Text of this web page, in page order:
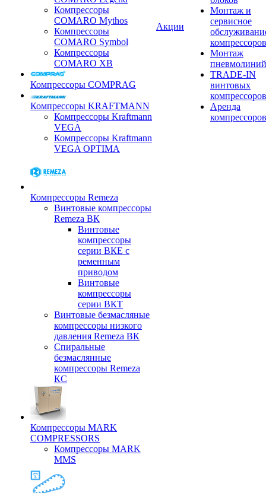
Компрессоры
COMARO Mythos
Компрессоры
COMARO Symbol
Компрессоры
COMARO XB
Компрессоры COMPRAG
Компрессоры KRAFTMANN
Компрессоры Kraftmann
VEGA
Компрессоры Kraftmann
VEGA OPTIMA
Компрессоры Remeza
Винтовые компрессоры
Remeza ВК
Винтовые
компрессоры
серии ВКЕ с
ременным
приводом
Винтовые
компрессоры
серии ВКТ
Винтовые безмасляные
компрессоры низкого
давления Remeza ВК
Спиральные
безмаслянные
компрессоры Remeza
КС
Компрессоры MARK
COMPRESSORS
Компрессоры MARK
MMS
Акции
Монтаж и
сервисное
компрессоров
Монтаж
пневмолиний
TRADE-IN
винтовых
компрессоров
Аренда
компрессоров